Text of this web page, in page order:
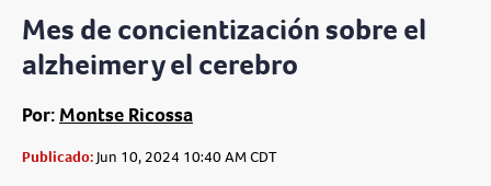
Mes de concientización sobre el
alzheimer y el cerebro
Por: Montse Ricossa
Publicado:Jun 10, 2024 10:40 AM CDT